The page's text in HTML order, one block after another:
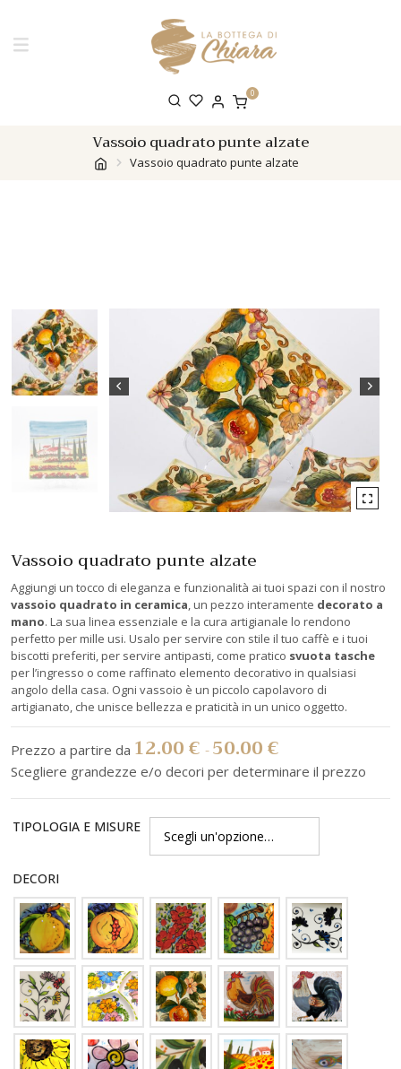
0
Vassoio quadrato punte alzate
Vassoio quadrato punte alzate
Vassoio quadrato punte alzate
Aggiungi un tocco di eleganza e funzionalità ai tuoi spazi con il nostro
vassoio quadrato in ceramica, un pezzo interamente decorato a
mano. La sua linea essenziale e la cura artigianale lo rendono
perfetto per mille usi. Usalo per servire con stile il tuo caffè e i tuoi
biscotti preferiti, per servire antipasti, come pratico svuota tasche
per l’ingresso o come raffinato elemento decorativo in qualsiasi
angolo della casa. Ogni vassoio è un piccolo capolavoro di
artigianato, che unisce bellezza e praticità in un unico oggetto.
12.00€ -50.00€
TIPOLOGIA E MISURE
DECORI